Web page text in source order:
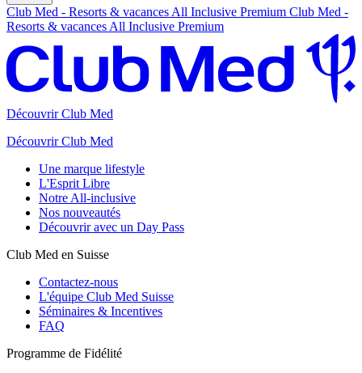
Club Med - Resorts & vacances All Inclusive Premium Club Med -
Resorts & vacances All Inclusive Premium
Découvrir Club Med
Découvrir Club Med
Une marque lifestyle
L'Esprit Libre
Notre All-inclusive
Nos nouveautés
Découvrir avec un Day Pass
Club Med en Suisse
Contactez-nous
L'équipe Club Med Suisse
Séminaires & Incentives
FAQ
Programme de Fidélité